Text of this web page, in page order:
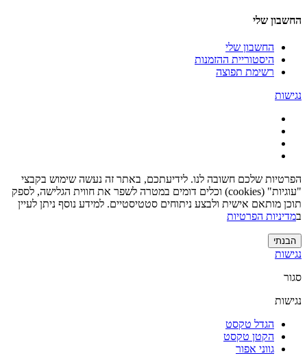
החשבון שלי
החשבון שלי
היסטוריית ההזמנות
רשימת תפוצה
נגישות
הפרטיות שלכם חשובה לנו. לידיעתכם, באתר זה נעשה שימוש בקבצי
"עוגיות" (cookies) וכלים דומים במטרה לשפר את חווית הגלישה, לספק
תוכן מותאם אישית ולבצע ניתוחים סטטיסטיים. למידע נוסף ניתן לעיין
במדיניות הפרטיות
הבנתי
נגישות
סגור
נגישות
הגדל טקסט
הקטן טקסט
גווני אפור